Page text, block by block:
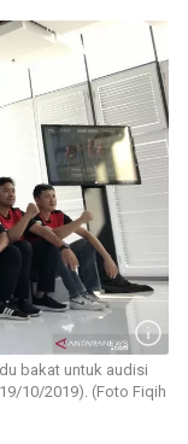
bakat untuk audisi
10/2019). (Foto Fiqih